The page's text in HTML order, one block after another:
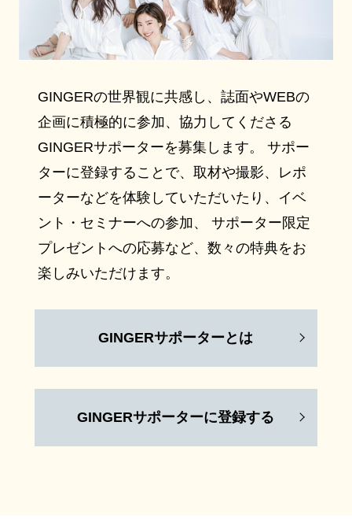
GINGERの世界観に共感し、誌面やWEBの
企画に積極的に参加、協力してくださる
GINGERサポーターを募集します。 サポー
ターに登録することで、取材や撮影、レポ
ーターなどを体験していただいたり、イベ
ント・セミナーへの参加、 サポーター限定
プレゼントへの応募など、数々の特典をお
楽しみいただけます。
GINGERサポーターとは
GINGERサポーターに登録する